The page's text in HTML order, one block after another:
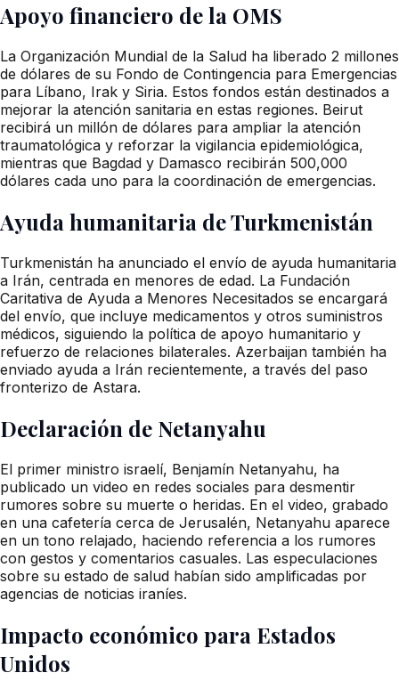
Apoyo financiero de la OMS
La Organización Mundial de la Salud ha liberado 2 millones
de dólares de su Fondo de Contingencia para Emergencias
para Líbano, Irak y Siria. Estos fondos están destinados a
mejorar la atención sanitaria en estas regiones. Beirut
recibirá un millón de dólares para ampliar la atención
traumatológica y reforzar la vigilancia epidemiológica,
mientras que Bagdad y Damasco recibirán 500,000
dólares cada uno para la coordinación de emergencias.
Ayuda humanitaria de Turkmenistán
Turkmenistán ha anunciado el envío de ayuda humanitaria
a Irán, centrada en menores de edad. La Fundación
Caritativa de Ayuda a Menores Necesitados se encargará
del envío, que incluye medicamentos y otros suministros
médicos, siguiendo la política de apoyo humanitario y
refuerzo de relaciones bilaterales. Azerbaijan también ha
enviado ayuda a Irán recientemente, a través del paso
fronterizo de Astara.
Declaración de Netanyahu
El primer ministro israelí, Benjamín Netanyahu, ha
publicado un video en redes sociales para desmentir
rumores sobre su muerte o heridas. En el video, grabado
en una cafetería cerca de Jerusalén, Netanyahu aparece
en un tono relajado, haciendo referencia a los rumores
con gestos y comentarios casuales. Las especulaciones
sobre su estado de salud habían sido amplificadas por
agencias de noticias iraníes.
Impacto económico para Estados
Unidos